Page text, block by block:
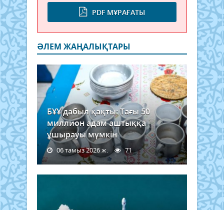
PDF МҰРАҒАТЫ
ӘЛЕМ ЖАҢАЛЫҚТАРЫ
БҰҰ дабыл қақты: Тағы 50
миллион адам аштыққа
ұшырауы мүмкін
06 тамыз 2026 ж. 71